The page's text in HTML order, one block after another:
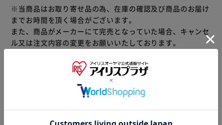
・携帯に便利なストラップ付き－軽量でコンパクトなデザイ
ンに加え、持ち運びに便利なストラップが付いており、カバ
ンや手に簡単にかけて携帯できます。
※当商品はお取り寄せ品の為、在庫の確認及び商品のお届け
までお時間を頂く場合がございます。
また、商品がメーカーにて完売となっていた場合、キャンセ
ル又は注文内容の変更をお願いいたしております。
商品はアイリスプラザがセレクトしたオススメ商品です。
▼ 食品・飲料おすすめ ▼